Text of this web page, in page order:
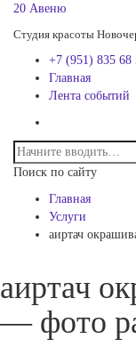
20 Авеню
Студия красоты
+7 (951) 835 68
Главная
Лента событий
Поиск по сайту
Главная
Услуги
аиртач
аиртач
— фото